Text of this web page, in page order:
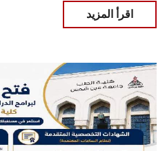
اقرأ المزيد